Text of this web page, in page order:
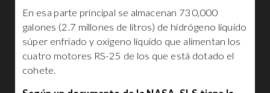
En esa parte principal se almacenan 730,000
galones (2.7 millones de litros) de hidrógeno líquido
súper enfriado y oxígeno líquido que alimentan los
cuatro motores RS-25 de los que está dotado el
cohete.